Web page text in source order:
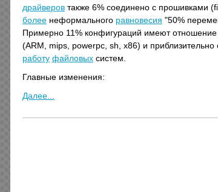
драйверов также 6% соединено c прошивками
более неформального равновесия "50%
Примерно 11% конфигураций имеют
(ARM, mips, powerpc, sh, x86) и
работу файловых систем.
Главные изменения:
Далее...